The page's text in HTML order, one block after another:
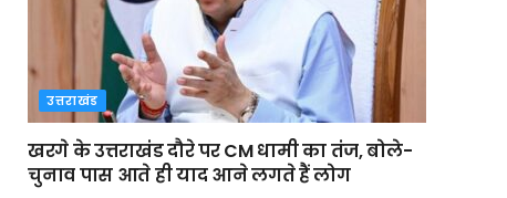
उत्तराखंड
खरगे के उत्तराखंड दौरे पर CM धामी का तंज, बोले-
चुनाव पास आते ही याद आने लगते हैं लोग